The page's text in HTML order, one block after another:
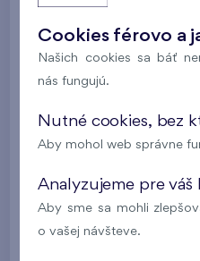
Galéria lokality
Cookies férovo a
Našich cookies sa báť
nás fungujú.
Nutné cookies, bez
Aby mohol web správne
Analyzujeme pre váš
Aby sme sa mohli
o vašej návšteve.